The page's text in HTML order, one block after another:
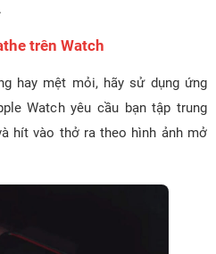
trên Watch
hay mệt mỏi, hãy sử dụng ứng
Watch yêu cầu bạn tập trung
hít vào thở ra theo hình ảnh mở